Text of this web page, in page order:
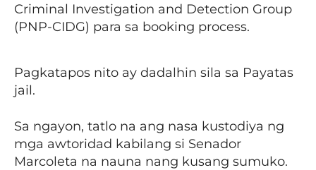
Criminal Investigation and Detection Group
(PNP-CIDG) para sa booking process.
Pagkatapos nito ay dadalhin sila sa Payatas
jail.
Sa ngayon, tatlo na ang nasa kustodiya ng
mga awtoridad kabilang si Senador
Marcoleta na nauna nang kusang sumuko.